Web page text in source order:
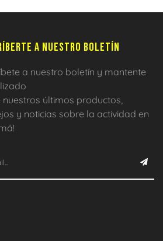
A NUESTRO BOLETÍN
a nuestro boletín y mantente
nuestros últimos productos,
y noticias sobre la actividad en